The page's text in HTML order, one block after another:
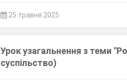
25 травня 2025
Урок узагальнення з теми
суспільство)